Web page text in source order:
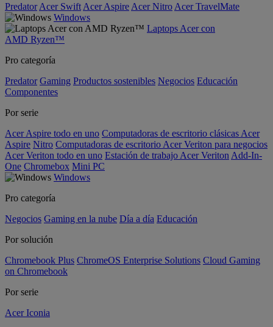
Predator Acer Swift Acer Aspire Acer Nitro Acer TravelMate
Windows
Laptops Acer con
AMD Ryzen™
Pro categoría
Predator Gaming Productos sostenibles Negocios Educación
Componentes
Por serie
Acer Aspire todo en uno Computadoras de escritorio clásicas Acer
Aspire Nitro Computadoras de escritorio Acer Veriton para negocios
Acer Veriton todo en uno Estación de trabajo Acer Veriton Add-In-
One Chromebox Mini PC
Windows
Pro categoría
Negocios Gaming en la nube Día a día Educación
Por solución
Chromebook Plus ChromeOS Enterprise Solutions Cloud Gaming
on Chromebook
Por serie
Acer Iconia